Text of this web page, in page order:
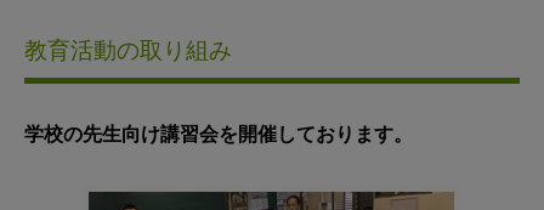
教育活動の取り組み
学校の先生向け講習会を開催しております。